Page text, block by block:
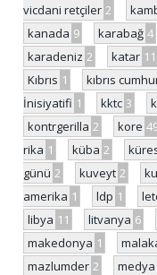
vicdani retçiler 2
kanada 9 karabağ 4
karadeniz 2 katar 11
Kıbrıs 1 kıbrıs
İnisiyatifi 1 kktc 3
kontrgerilla 2 kore
rika 1 küba 2
günü 2 kuveyt 2
amerika 1 ldp 1
libya 11 litvanya 6
makedonya 1
mazlumder 2 medya